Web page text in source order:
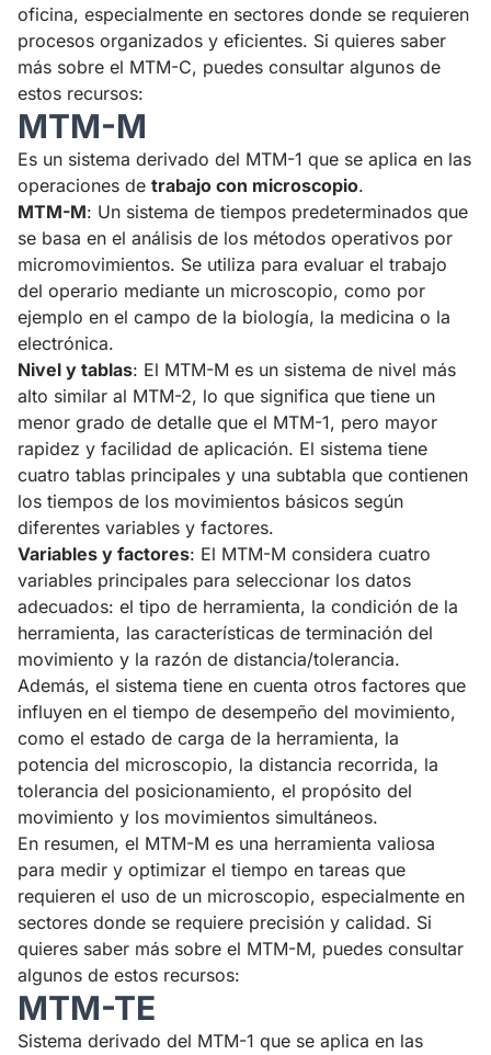
oficina, especialmente en sectores donde se requieren
procesos organizados y eficientes. Si quieres saber
más sobre el MTM-C, puedes consultar algunos de
estos recursos:
MTM-M
Es un sistema derivado del MTM-1 que se aplica en las
operaciones de trabajo con microscopio.
MTM-M: Un sistema de tiempos predeterminados que
se basa en el análisis de los métodos operativos por
micromovimientos. Se utiliza para evaluar el trabajo
del operario mediante un microscopio, como por
ejemplo en el campo de la biología, la medicina o la
electrónica.
Nivel y tablas: El MTM-M es un sistema de nivel más
alto similar al MTM-2, lo que significa que tiene un
menor grado de detalle que el MTM-1, pero mayor
rapidez y facilidad de aplicación. El sistema tiene
cuatro tablas principales y una subtabla que contienen
los tiempos de los movimientos básicos según
diferentes variables y factores.
Variables y factores: El MTM-M considera cuatro
variables principales para seleccionar los datos
adecuados: el tipo de herramienta, la condición de la
herramienta, las características de terminación del
movimiento y la razón de distancia/tolerancia.
Además, el sistema tiene en cuenta otros factores que
influyen en el tiempo de desempeño del movimiento,
como el estado de carga de la herramienta, la
potencia del microscopio, la distancia recorrida, la
tolerancia del posicionamiento, el propósito del
movimiento y los movimientos simultáneos.
En resumen, el MTM-M es una herramienta valiosa
para medir y optimizar el tiempo en tareas que
requieren el uso de un microscopio, especialmente en
sectores donde se requiere precisión y calidad. Si
quieres saber más sobre el MTM-M, puedes consultar
algunos de estos recursos:
MTM-TE
Sistema derivado del MTM-1 que se aplica en las